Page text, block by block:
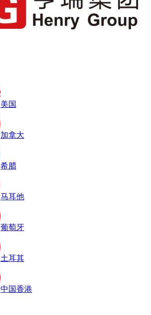
美国
加拿大
希腊
马耳他
葡萄牙
土耳其
中国香港